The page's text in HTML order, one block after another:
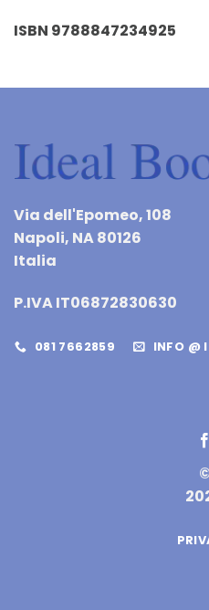
ISBN 9788847234925
Via dell'Epomeo, 108
Napoli, NA 80126
Italia
P.IVA IT06872830630
081 7662859 INFO @
©